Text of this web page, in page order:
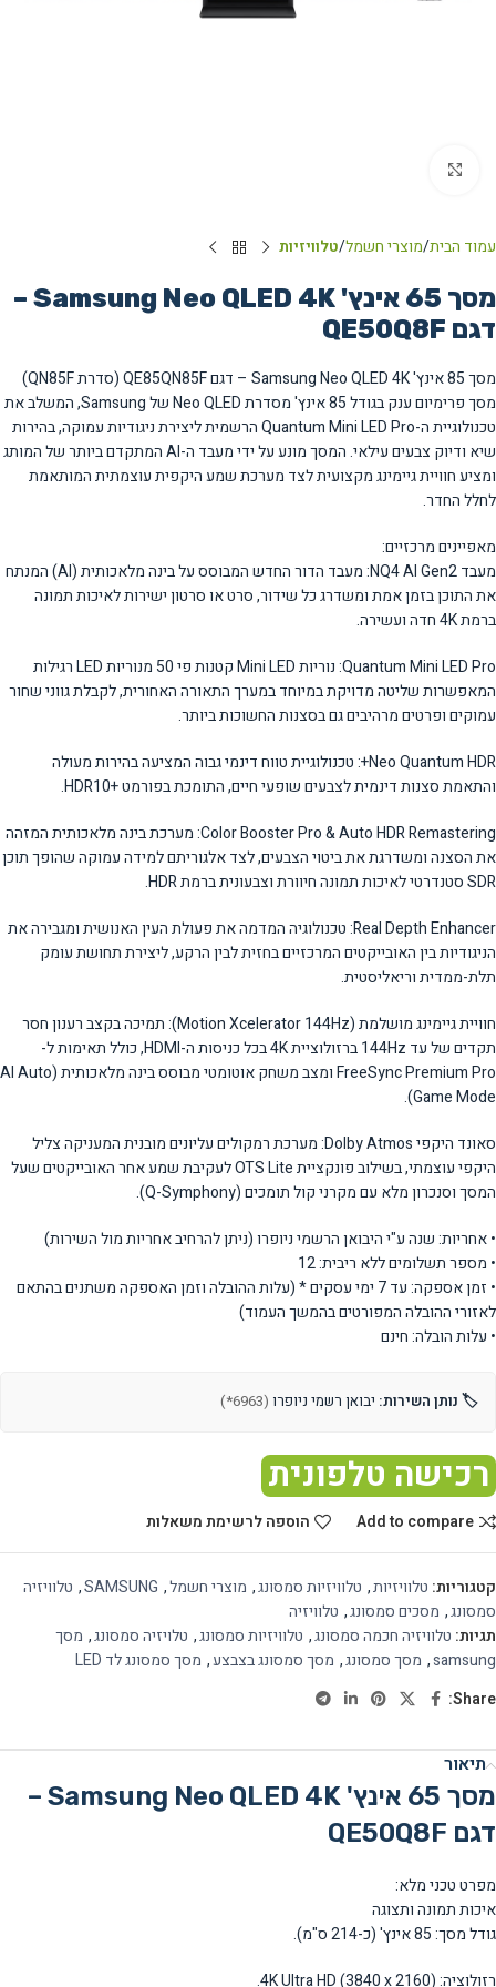
עמוד הבית מוצרי חשמל טלוויזיות
מסך 65 אינץ' Samsung Neo QLED 4K –
דגם QE50Q8F
מסך 85 אינץ' Samsung Neo QLED 4K – דגם QE85QN85F (סדרת QN85F)
מסך פרימיום ענק בגודל 85 אינץ' מסדרת Neo QLED של Samsung, המשלב את
טכנולוגיית ה-Quantum Mini LED Pro הרשמית ליצירת ניגודיות עמוקה, בהירות
שיא ודיוק צבעים עילאי. המסך מונע על ידי מעבד ה-AI המתקדם ביותר של המותג
ומציע חוויית גיימינג מקצועית לצד מערכת שמע היקפית עוצמתית המותאמת
לחלל החדר.
מאפיינים מרכזיים:
מעבד NQ4 AI Gen2: מעבד הדור החדש המבוסס על בינה מלאכותית (AI) המנתח
את התוכן בזמן אמת ומשדרג כל שידור, סרט או סרטון ישירות לאיכות תמונה
ברמת 4K חדה ועשירה.
Quantum Mini LED Pro: נוריות Mini LED קטנות פי 50 מנוריות LED רגילות
המאפשרות שליטה מדויקת במיוחד במערך התאורה האחורית, לקבלת גווני שחור
עמוקים ופרטים מרהיבים גם בסצנות החשוכות ביותר.
Neo Quantum HDR+: טכנולוגיית טווח דינמי גבוה המציעה בהירות מעולה
והתאמת סצנות דינמית לצבעים שופעי חיים, התומכת בפורמט +HDR10.
Color Booster Pro & Auto HDR Remastering: מערכת בינה מלאכותית המזהה
את הסצנה ומשדרגת את ביטוי הצבעים, לצד אלגוריתם למידה עמוקה שהופך תוכן
SDR סטנדרטי לאיכות תמונה חיוורת וצבעונית ברמת HDR.
Real Depth Enhancer: טכנולוגיה המדמה את פעולת העין האנושית ומגבירה את
הניגודיות בין האובייקטים המרכזיים בחזית לבין הרקע, ליצירת תחושת עומק
תלת-ממדית וריאליסטית.
חוויית גיימינג מושלמת (Motion Xcelerator 144Hz): תמיכה בקצב רענון חסר
תקדים של עד 144Hz ברזולוציית 4K בכל כניסות ה-HDMI, כולל תאימות ל-
FreeSync Premium Pro ומצב משחק אוטומטי מבוסס בינה מלאכותית (AI Auto
Game Mode).
סאונד היקפי Dolby Atmos: מערכת רמקולים עליונים מובנית המעניקה צליל
היקפי עוצמתי, בשילוב פונקציית OTS Lite לעקיבת שמע אחר האובייקטים שעל
המסך וסנכרון מלא עם מקרני קול תומכים (Q-Symphony).
• אחריות: שנה ע"י היבואן הרשמי ניופרו (ניתן להרחיב אחריות מול השירות)
• מספר תשלומים ללא ריבית: 12
• זמן אספקה: עד 7 ימי עסקים * (עלות ההובלה וזמן האספקה משתנים בהתאם
לאזורי ההובלה המפורטים בהמשך העמוד)
• עלות הובלה: חינם
🏷️ נותן השירות: יבואן רשמי ניופרו (6963*)
רכישה טלפונית
Add to compare הוספה לרשימת משאלות
קטגוריות: טלוויזיות, טלוויזיות סמסונג, מוצרי חשמל,
SAMSUNG
, טלוויזיה
סמסונג, מסכים סמסונג, טלוויזיה
תגיות: טלוויזיה חכמה סמסונג, טלוויזיות סמסונג, טלויזיה סמסונג, מסך
samsung
, מסך סמסונג, מסך סמסונג בצבצע, מסך סמסונג לד LED
Share:
תיאור
מסך 65 אינץ' Samsung Neo QLED 4K –
דגם QE50Q8F
מפרט טכני מלא:
איכות תמונה ותצוגה
גודל מסך: 85 אינץ' (כ-214 ס"מ).
רזולוציה: 4K Ultra HD (3840 x 2160).